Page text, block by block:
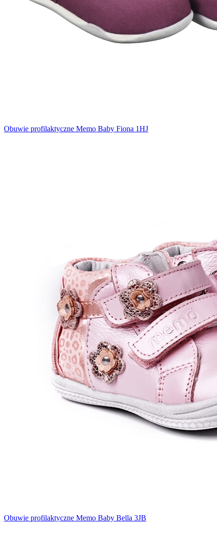
Obuwie profilaktyczne Memo Baby Fiona 1HJ
Obuwie profilaktyczne Memo Baby Bella 3JB